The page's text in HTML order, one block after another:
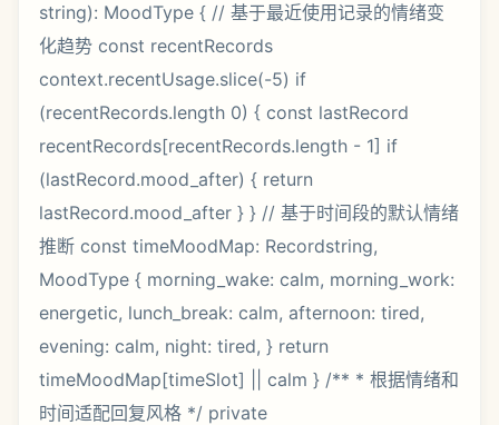
string): MoodType { // 基于最近使用记录的情绪变
化趋势 const recentRecords
context.recentUsage.slice(-5) if
(recentRecords.length 0) { const lastRecord
recentRecords[recentRecords.length - 1] if
(lastRecord.mood_after) { return
lastRecord.mood_after } } // 基于时间段的默认情绪
推断 const timeMoodMap: Recordstring,
MoodType { morning_wake: calm, morning_work:
energetic, lunch_break: calm, afternoon: tired,
evening: calm, night: tired, } return
timeMoodMap[timeSlot] || calm } /** * 根据情绪和
时间适配回复风格 */ private